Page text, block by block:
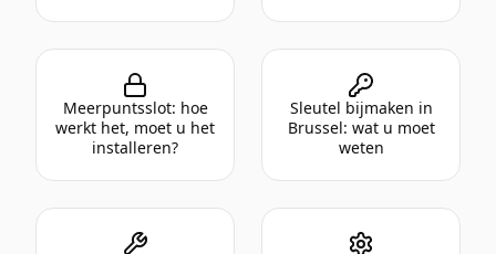
Meerpuntsslot: hoe
werkt het, moet u het
installeren?
Sleutel bijmaken in
Brussel: wat u moet
weten